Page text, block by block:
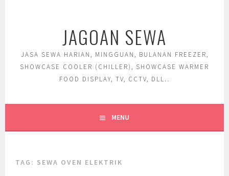
JAGOAN SEWA
JASA SEWA HARIAN, MINGGUAN, BULANAN FREEZER,
SHOWCASE COOLER (CHILLER), SHOWCASE WARMER
FOOD DISPLAY, TV, CCTV, DLL..
MENU
TAG: SEWA OVEN ELEKTRIK